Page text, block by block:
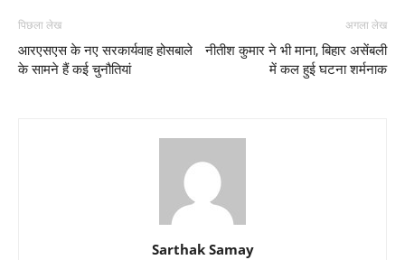
पिछला लेख
आरएसएस के नए सरकार्यवाह होसबाले
के सामने हैं कई चुनौतियां
अगला लेख
नीतीश कुमार ने भी माना, बिहार असेंबली
में कल हुई घटना शर्मनाक
Sarthak Samay